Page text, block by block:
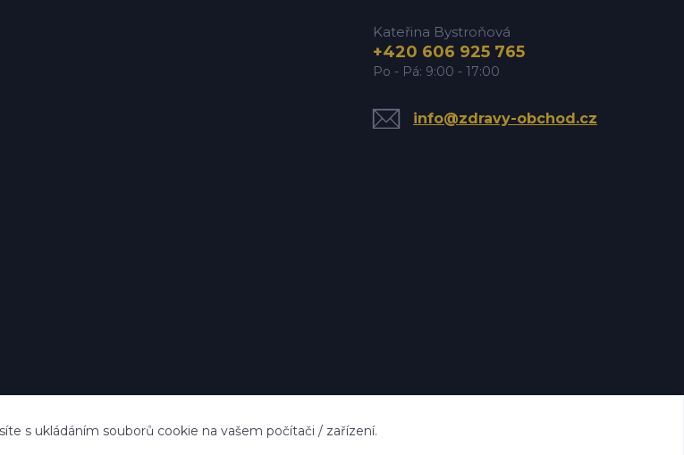
Kateřina Bystroňová
+420 606 925 765
Po - Pá: 9:00 - 17:00
info@zdravy-obchod.cz
s ukládáním souborů cookie na vašem počítači / zařízení.